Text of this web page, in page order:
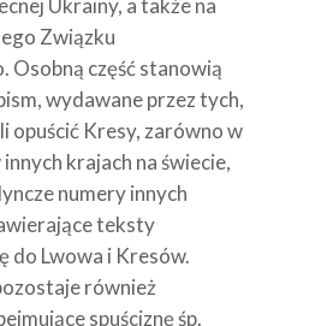
Ukrainy, a także na
Związku
Osobną część stanowią
wydawane przez tych,
opuścić Kresy, zarówno w
innych krajach na świecie,
numery innych
teksty
do Lwowa i Kresów.
również
spuściznę śp.